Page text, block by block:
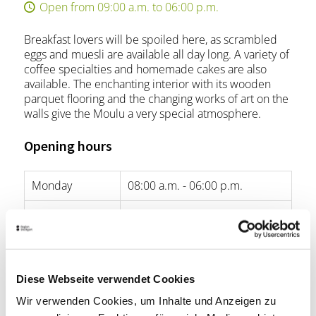
Diese Webseite verwendet Cookies
Wir verwenden Cookies, um Inhalte und Anzeigen zu
Open from 09:00 a.m. to 06:00 p.m.
Breakfast lovers will be spoiled here, as scrambled
eggs and muesli are available all day long. A variety of
coffee specialties and homemade cakes are also
available. The enchanting interior with its wooden
parquet flooring and the changing works of art on the
walls give the Moulu a very special atmosphere.
Opening hours
Monday
08:00 a.m. - 06:00 p.m.
Thursday
08:00 a.m. - 06:00 p.m.
Friday
08:00 a.m. - 06:00 p.m.